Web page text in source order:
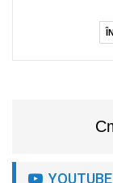
YOUTUBE